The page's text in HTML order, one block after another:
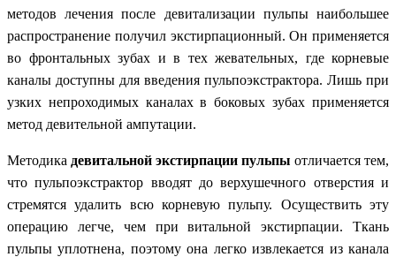
методов лечения после девитализации пульпы наибольшее
распространение получил экстирпационный. Он применяется
во фронтальных зубах и в тех жевательных, где корневые
каналы доступны для введения пульпоэкстрактора. Лишь при
узких непроходимых каналах в боковых зубах применяется
метод девительной ампутации.
Методика девитальной экстирпации пульпы отличается тем,
что пульпоэкстрактор вводят до верхушечного отверстия и
стремятся удалить всю корневую пульпу. Осуществить эту
операцию легче, чем при витальной экстирпации. Ткань
пульпы уплотнена, поэтому она легко извлекается из канала